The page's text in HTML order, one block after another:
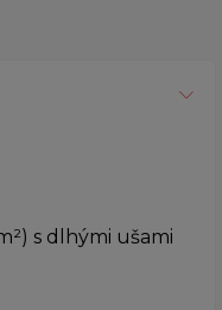
s dlhými ušami